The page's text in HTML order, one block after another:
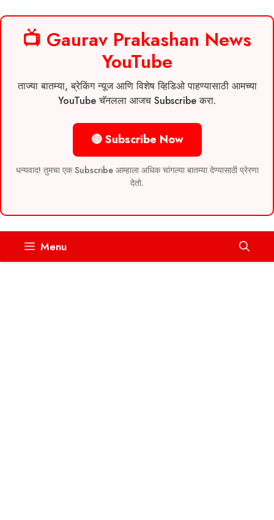
📺 Gaurav Prakashan News
YouTube
ताज्या बातम्या, ब्रेकिंग न्यूज आणि विशेष व्हिडिओ पाहण्यासाठी आमच्या
YouTube चॅनलला आजच Subscribe करा.
🔴 Subscribe Now
धन्यवाद! तुमचा एक Subscribe आम्हाला अधिक चांगल्या बातम्या देण्यासाठी प्रेरणा
देतो.
Menu